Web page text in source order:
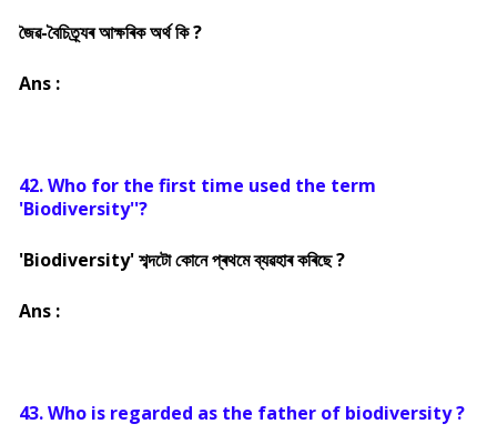
জৈৱ-বৈচিত্ৰ্যৰ আক্ষৰিক অৰ্থ কি ?
Ans :
42. Who for the first time used the term
'Biodiversity''?
'Biodiversity' শব্দটো কোনে প্ৰথমে ব্যৱহাৰ কৰিছে ?
Ans :
43. Who is regarded as the father of biodiversity ?